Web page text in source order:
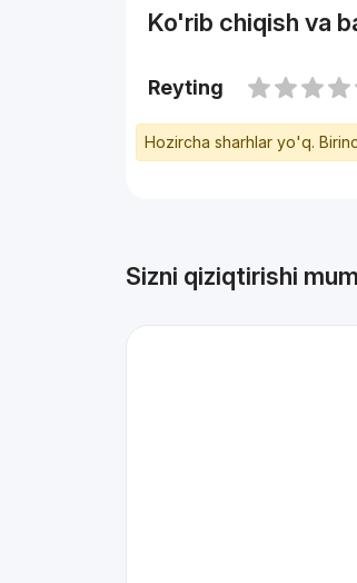
Ko'rib chiqish va
Reyting
Hozircha sharhlar yo'q.
Sizni qiziqtirishi